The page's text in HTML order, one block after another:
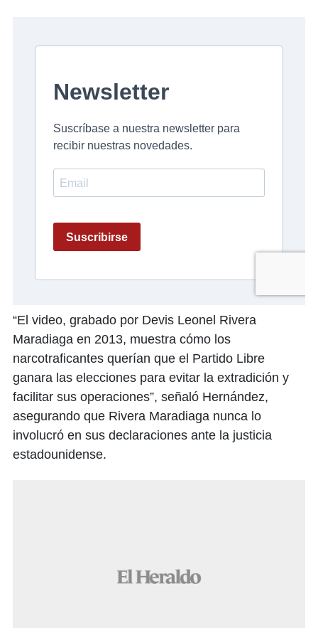
“El video, grabado por Devis Leonel Rivera
Maradiaga en 2013, muestra cómo los
narcotraficantes querían que el Partido Libre
ganara las elecciones para evitar la extradición y
facilitar sus operaciones”, señaló Hernández,
asegurando que Rivera Maradiaga nunca lo
involucró en sus declaraciones ante la justicia
estadounidense.